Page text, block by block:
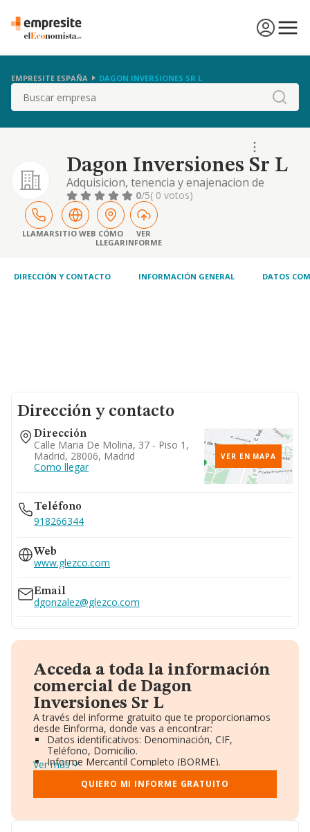
EMPRESITE ESPAÑA DAGON INVERSIONES SR L
Buscar
Dagon Inversiones Sr L
Adquisicion, tenencia y enajenacion de
valores mobiliarios e inmobiliarios y
muebles, por cuenta propia sin ejercer la
indeterminacion etc.
0/5( 0 votos)
LLAMARSITIO WEB CÓMO
LLEGAR
VER
INFORME
DIRECCIÓN Y CONTACTO INFORMACIÓN GENERAL DATOS
Dirección y contacto
Dirección
Calle Maria De Molina, 37 - Piso 1,
Madrid, 28006, Madrid
Como llegar
VER EN MAPA
Teléfono
918266344
Web
www.glezco.com
Email
dgonzalez@glezco.com
Acceda a toda la información
comercial de Dagon
Inversiones Sr L
A través del informe gratuito que te proporcionamos
desde Einforma, donde vas a encontrar:
Datos identificativos: Denominación, CIF,
Teléfono, Domicilio.
Informe Mercantil Completo (BORME).
Gráficos de Evolución Ventas y Empleados.
Consejo de Administración y Administradores.
Directivos y Ejecutivos.
Ver más
QUIERO MI INFORME GRATUITO